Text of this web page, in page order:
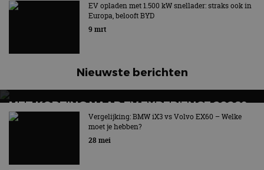
EV opladen met 1.500 kW snellader: straks ook in
Europa, belooft BYD
9 mrt
Nieuwste berichten
MET KORTING NAAR EV EXPERIENCE 2026?
AUTORAI REGELT HET!
EV Experience 2026 van 24 tot 26 september
Vergelijking: BMW iX3 vs Volvo EX60 – Welke
moet je hebben?
28 mei